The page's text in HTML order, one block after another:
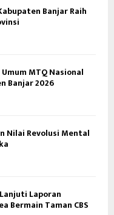
H
Banjar Raih
MTQ Nasional
Banjar 2026
Nilai Revolusi Mental
Laporan
Bermain Taman CBS